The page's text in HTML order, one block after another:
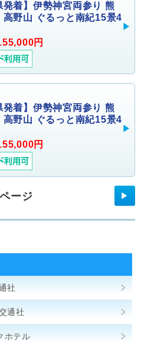
発着】伊勢神宮両参り 熊
高野山 ぐるっと南紀15景4
円
発着】伊勢神宮両参り 熊
高野山 ぐるっと南紀15景4
円
ージ ▶
社
通社
ホテル